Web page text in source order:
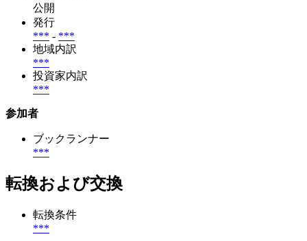
公開
発行
*** - ***
地域内訳
***
投資家内訳
***
参加者
ブックランナー
***
転換および交換
転換条件
***